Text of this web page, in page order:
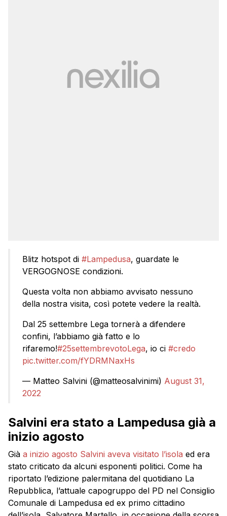
Blitz hotspot di #Lampedusa, guardate le
VERGOGNOSE condizioni.
Questa volta non abbiamo avvisato nessuno
della nostra visita, così potete vedere la realtà.
Dal 25 settembre Lega tornerà a difendere
confini, l’abbiamo già fatto e lo
rifaremo!#25settembrevotoLega, io ci #credo
pic.twitter.com/fYDRMNaxHs
— Matteo Salvini (@matteosalvinimi) August 31,
2022
Salvini era stato a Lampedusa già a
inizio agosto
Già a inizio agosto Salvini aveva visitato l’isola ed era
stato criticato da alcuni esponenti politici. Come ha
riportato l’edizione palermitana del quotidiano La
Repubblica, l’attuale capogruppo del PD nel Consiglio
Comunale di Lampedusa ed ex primo cittadino